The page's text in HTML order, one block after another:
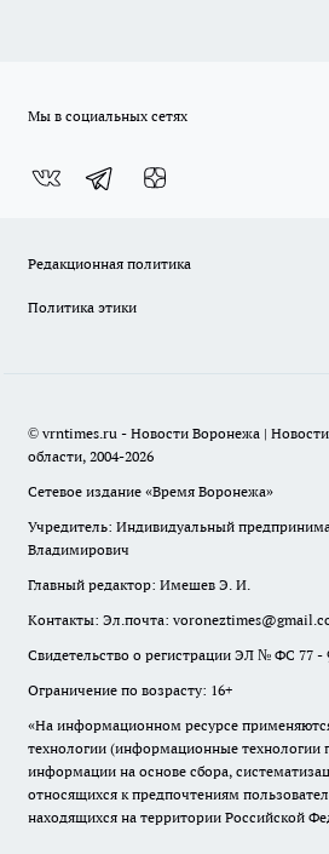
Мы в социальных сетях
Редакционная политика
Политика этики
© vrntimes.ru - Новости Воронежа |
области, 2004-2026
Сетевое издание «Время Воронежа»
Учредитель: Индивидуальный
Владимирович
Главный редактор: Имешев Э. И.
Контакты: Эл.почта:
Свидетельство о регистрации ЭЛ № ФС 77 -
Ограничение по возрасту: 16+
«На информационном ресурсе
технологии (информационные технологии
информации на основе сбора,
относящихся к предпочтениям
находящихся на территории Российской